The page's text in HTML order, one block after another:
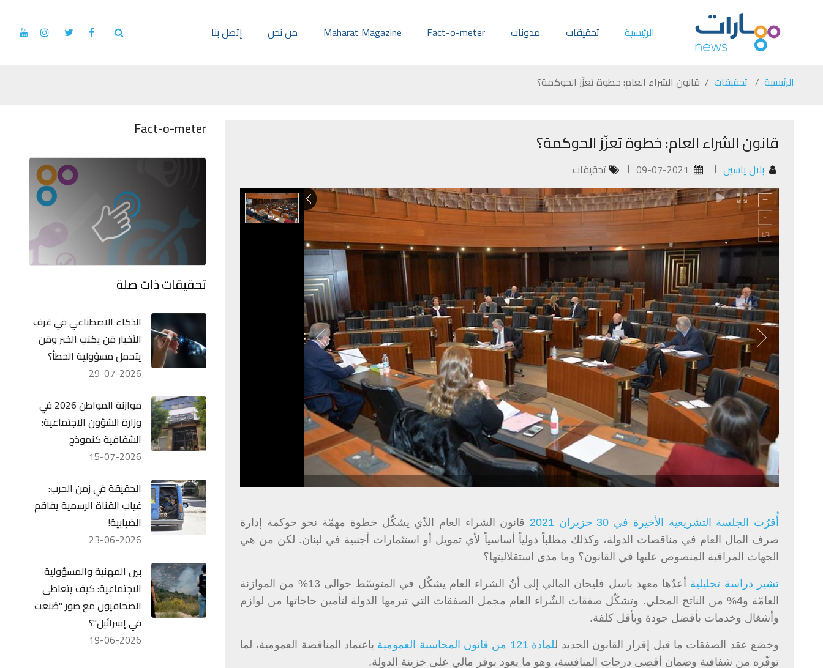
الرئيسية تحقيقات مدونات Fact-o-meter
Maharat Magazine من نحن إتصل بنا
الرئيسية تحقيقات قانون الشراء العام: خطوة تعزّز الحوكمة؟
قانون الشراء العام: خطوة تعزّز الحوكمة؟
بلال ياسين تحقيقات
أُقرّت الجلسة التشريعية الأخيرة في 30 حزيران 2021
قانون الشراء العام الذّي يشكّل خطوة مهمّة نحو حوكمة إدارة
صرف المال العام في مناقصات الدولة، وكذلك مطلباً دولياً أساسياً لأي تمويل أو استثمارات أجنبية في لبنان. لكن من هي
الجهات المراقبة المنصوص عليها في القانون؟ وما مدى استقلاليتها؟
تشير دراسة تحليلية
أعدّها معهد باسل فليحان المالي إلى أنّ الشراء العام يشكّل في المتوسّط حوالى 13% من الموازنة
العامّة و4% من الناتج المحلي. وتشكّل صفقات الشّراء العام مجمل الصفقات التي تبرمها الدولة لتأمين حاجاتها من لوازم
وأشغال وخدمات بأفضل جودة وبأقل كلفة.
وخضع عقد الصفقات ما قبل إقرار القانون الجديد للمادة 121 من قانون المحاسبة العمومية
باعتماد المناقصة العمومية، لما
توفّره من شفافية وضمان أقصى درجات المنافسة، وهو ما يعود بوفر مالي على خزينة الدولة.
Fact-o-meter
تحقيقات ذات صلة
الذكاء الاصطناعي في غرف
الأخبار مَن يكتب الخبر ومَن
يتحمل مسؤولية الخطأ؟
29-07-2026
موازنة المواطن 2026 في
وزارة الشؤون الاجتماعية:
الشفافية كنموذج
15-07-2026
الحقيقة في زمن الحرب:
غياب القناة الرسمية يفاقم
الضبابية!
23-06-2026
بين المهنية والمسؤولية
الاجتماعية: كيف يتعاطى
الصحافيون مع صور "صُنعت
في إسرائيل"؟
19-06-2026